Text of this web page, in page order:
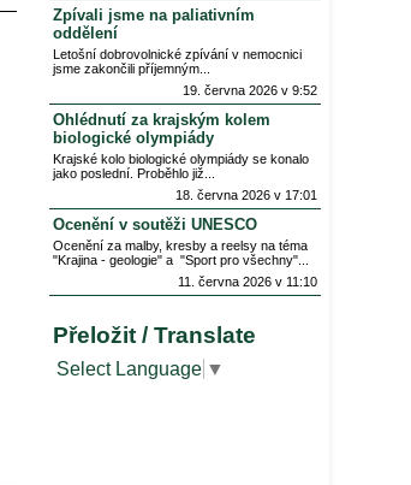
Zpívali jsme na paliativním
oddělení
Letošní dobrovolnické zpívání v nemocnici
jsme zakončili příjemným
19. června 2026 v 9:52
Ohlédnutí za krajským kolem
biologické olympiády
Krajské kolo biologické olympiády se konalo
jako poslední. Proběhlo již
18. června 2026 v 17:01
Ocenění v soutěži UNESCO
Ocenění za malby, kresby a reelsy na téma
"Krajina - geologie" a "Sport pro všechny"
11. června 2026 v 11:10
Přeložit / Translate
Select Language ▼